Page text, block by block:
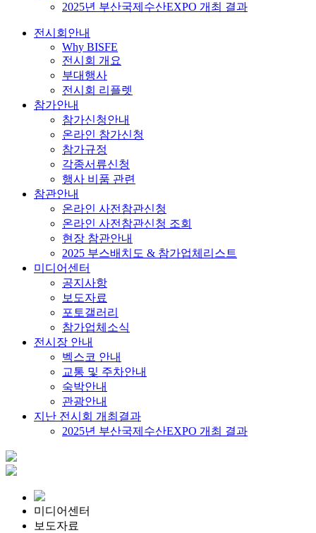
2025년 부산국제수산EXPO 개최 결과
전시회안내
Why BISFE
전시회 개요
부대행사
전시회 리플렛
참가안내
참가신청안내
온라인 참가신청
참가규정
각종서류신청
행사 비품 관련
참관안내
온라인 사전참관신청
온라인 사전참관신청 조회
현장 참관안내
2025 부스배치도 & 참가업체리스트
미디어센터
공지사항
보도자료
포토갤러리
참가업체소식
전시장 안내
벡스코 안내
교통 및 주차안내
숙박안내
관광안내
지난 전시회 개최결과
2025년 부산국제수산EXPO 개최 결과
미디어센터
보도자료